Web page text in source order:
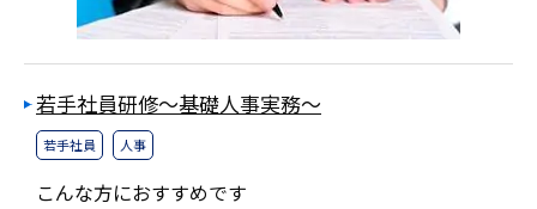
若手社員研修～基礎人事実務～
若手社員 人事
こんな方におすすめです